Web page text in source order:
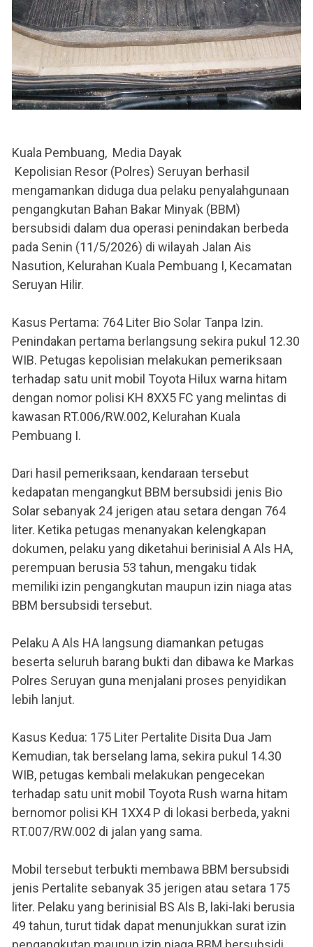
Kuala Pembuang, Media Dayak
Kepolisian Resor (Polres) Seruyan berhasil
mengamankan diduga dua pelaku penyalahgunaan
pengangkutan Bahan Bakar Minyak (BBM)
bersubsidi dalam dua operasi penindakan berbeda
pada Senin (11/5/2026) di wilayah Jalan Ais
Nasution, Kelurahan Kuala Pembuang I, Kecamatan
Seruyan Hilir.
Kasus Pertama: 764 Liter Bio Solar Tanpa Izin.
Penindakan pertama berlangsung sekira pukul 12.30
WIB. Petugas kepolisian melakukan pemeriksaan
terhadap satu unit mobil Toyota Hilux warna hitam
dengan nomor polisi KH 8XX5 FC yang melintas di
kawasan RT.006/RW.002, Kelurahan Kuala
Pembuang I.
Dari hasil pemeriksaan, kendaraan tersebut
kedapatan mengangkut BBM bersubsidi jenis Bio
Solar sebanyak 24 jerigen atau setara dengan 764
liter. Ketika petugas menanyakan kelengkapan
dokumen, pelaku yang diketahui berinisial A Als HA,
perempuan berusia 53 tahun, mengaku tidak
memiliki izin pengangkutan maupun izin niaga atas
BBM bersubsidi tersebut.
Pelaku A Als HA langsung diamankan petugas
beserta seluruh barang bukti dan dibawa ke Markas
Polres Seruyan guna menjalani proses penyidikan
lebih lanjut.
Kasus Kedua: 175 Liter Pertalite Disita Dua Jam
Kemudian, tak berselang lama, sekira pukul 14.30
WIB, petugas kembali melakukan pengecekan
terhadap satu unit mobil Toyota Rush warna hitam
bernomor polisi KH 1XX4 P di lokasi berbeda, yakni
RT.007/RW.002 di jalan yang sama.
Mobil tersebut terbukti membawa BBM bersubsidi
jenis Pertalite sebanyak 35 jerigen atau setara 175
liter. Pelaku yang berinisial BS Als B, laki-laki berusia
49 tahun, turut tidak dapat menunjukkan surat izin